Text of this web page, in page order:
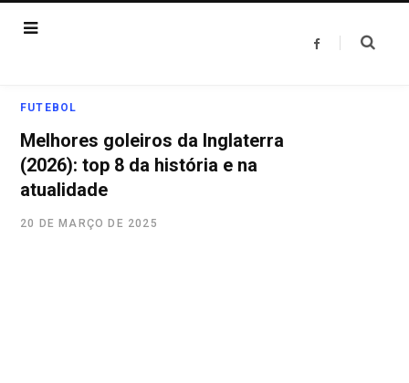
F
FUTEBOL
Melhores goleiros da Inglaterra
(2026): top 8 da história e na
atualidade
20 DE MARÇO DE 2025